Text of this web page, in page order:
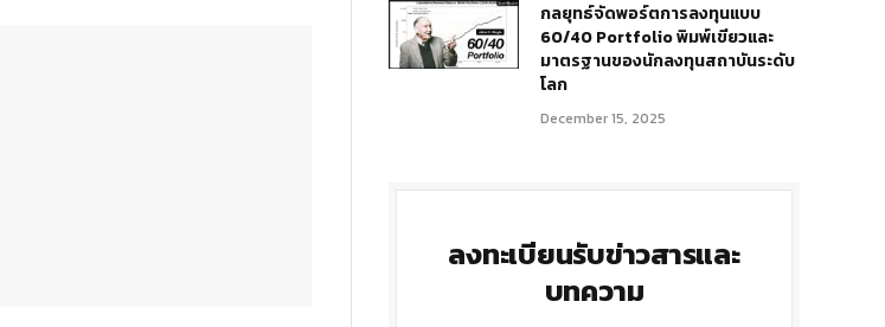
กลยุทธ์จัดพอร์ตการลงทุนแบบ
60/40 Portfolio พิมพ์เขียวและ
มาตรฐานของนักลงทุนสถาบันระดับ
โลก
December 15, 2025
ลงทะเบียนรับข่าวสารและ
บทความ